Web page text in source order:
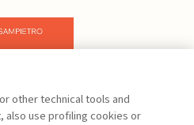
other technical tools and
also use profiling cookies or